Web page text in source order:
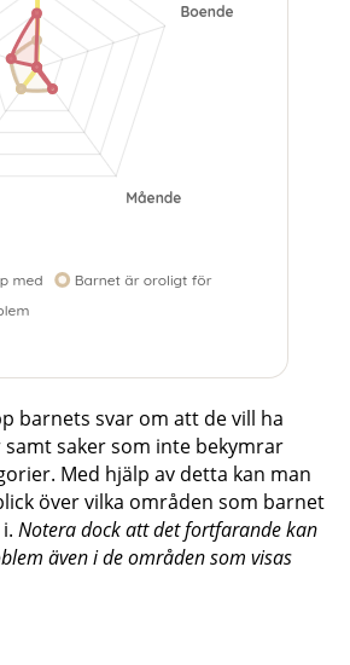
barnets svar om att de vill ha
saker som inte bekymrar
Med hjälp av detta kan man
över vilka områden som barnet
Notera dock att det fortfarande kan
även i de områden som visas